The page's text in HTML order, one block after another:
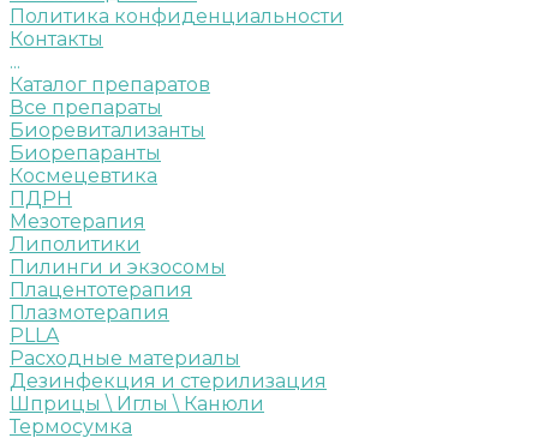
Политика конфиденциальности
Контакты
...
Каталог препаратов
Все препараты
Биоревитализанты
Биорепаранты
Космецевтика
ПДРН
Мезотерапия
Липолитики
Пилинги и экзосомы
Плацентотерапия
Плазмотерапия
PLLA
Расходные материалы
Дезинфекция и стерилизация
Шприцы \ Иглы \ Канюли
Термосумка